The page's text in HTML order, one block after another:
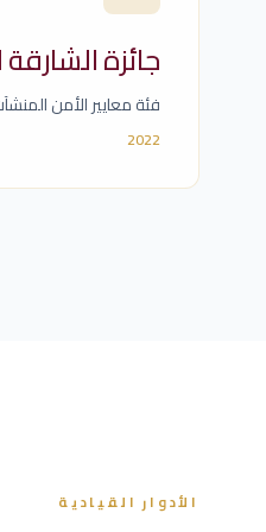
جائزة الشارقة
فئة معايير الأمن
2022
الأدوار القيادية